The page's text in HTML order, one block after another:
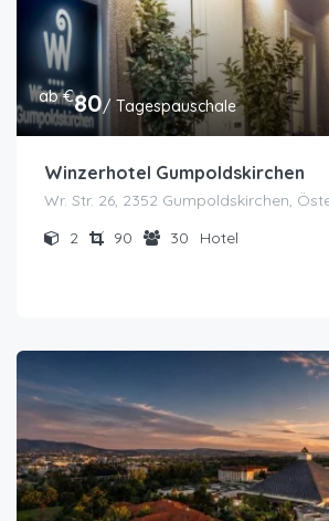
ab €80/ Tagespauschale
Winzerhotel Gumpoldskirchen
Wr. Str. 26, 2352 Gumpoldskirchen,
2
90 30 Hotel